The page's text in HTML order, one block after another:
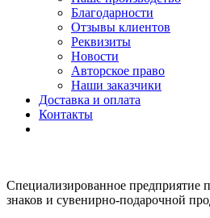
Благодарности
Отзывы клиентов
Реквизиты
Новости
Авторское право
Наши заказчики
Доставка и оплата
Контакты
Специализированное предприятие
знаков и сувенирно-подарочной